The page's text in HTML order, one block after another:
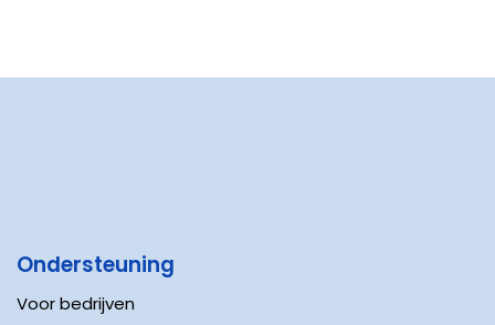
Ondersteuning
Voor bedrijven